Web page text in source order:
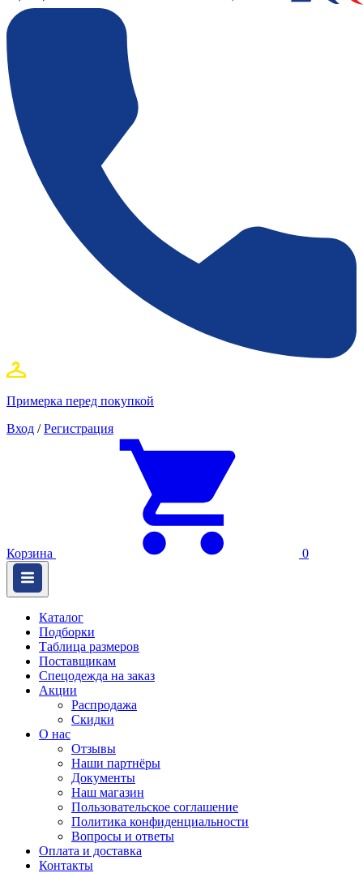
Примерка перед покупкой
Вход / Регистрация
Корзина 0
Каталог
Подборки
Таблица размеров
Поставщикам
Спецодежда на заказ
Акции
Распродажа
Скидки
О нас
Отзывы
Наши партнёры
Документы
Наш магазин
Пользовательское соглашение
Политика конфиденциальности
Вопросы и ответы
Оплата и доставка
Контакты